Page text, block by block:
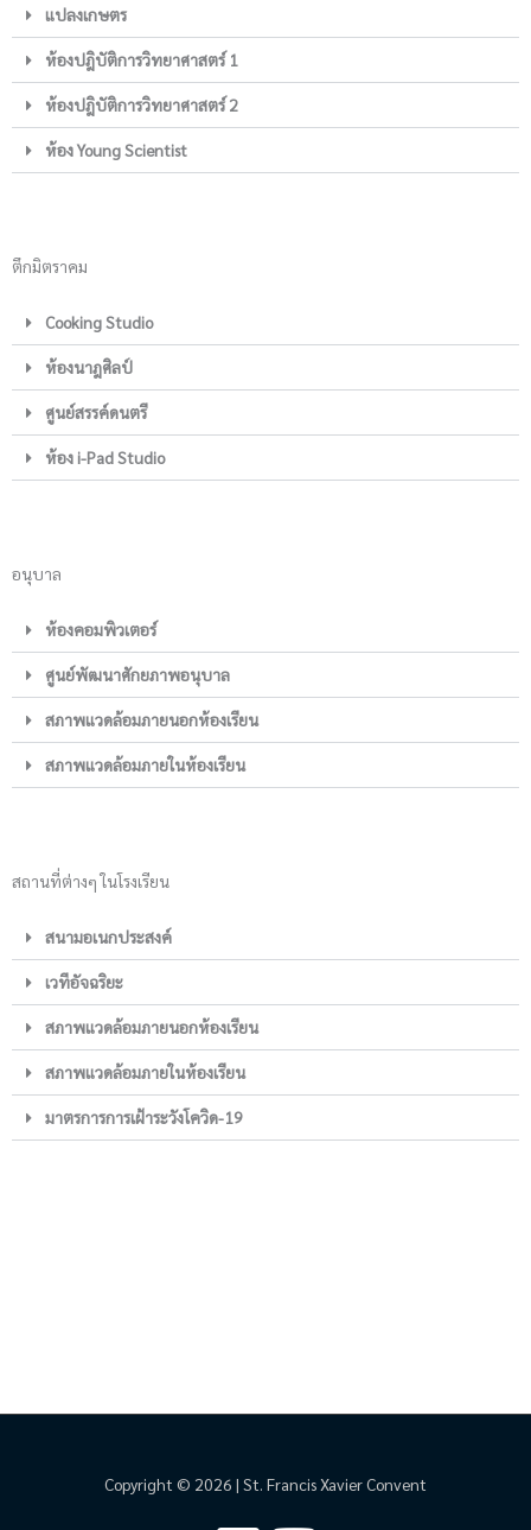
แปลงเกษตร
ห้องปฎิบัติการวิทยาศาสตร์ 1
ห้องปฎิบัติการวิทยาศาสตร์ 2
ห้อง Young Scientist
ตึกมิตราคม
Cooking Studio
ห้องนาฎศิลป์
ศูนย์สรรค์ดนตรี
ห้อง i-Pad Studio
อนุบาล
ห้องคอมพิวเตอร์
ศูนย์พัฒนาศักยภาพอนุบาล
สภาพแวดล้อมภายนอกห้องเรียน
สภาพแวดล้อมภายในห้องเรียน
สถานที่ต่างๆ ในโรงเรียน
สนามอเนกประสงค์
เวทีอัจฉริยะ
สภาพแวดล้อมภายนอกห้องเรียน
สภาพแวดล้อมภายในห้องเรียน
มาตรการการเฝ้าระวังโควิด-19
Copyright © 2026 | St. Francis Xavier Convent